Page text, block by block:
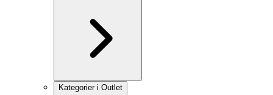
Kategorier i Outlet